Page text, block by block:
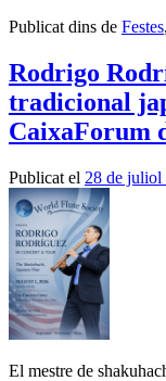
Publicat dins de Festes,
Rodrigo
tradicional
CaixaForum
Publicat el 28 de juliol
El mestre de